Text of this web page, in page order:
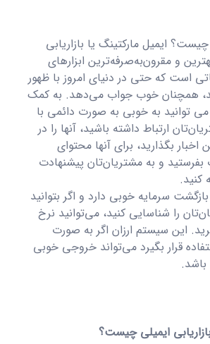
ایمیل مارکتینگ یا بازاریابی
و مقرون‌به‌صرفه‌ترین ابزارهای
است که حتی در دنیای امروز با ظهور
همچنان خوب جواب می‌دهد. به کمک
می توانید به خوبی به صورت دائمی با
ارتباط داشته باشید، آنها را در
بگذارید، برای آنها محتوای
و به مشتریان‌تان پیشنهادت
کنید.
سرمایه خوبی دارد و اگر بتوانید
را شناسایی کنید، می‌توانید نرخ
این سیستم ارزان اگر به صورت
قرار بگیرد می‌تواند خروجی خوبی
باشد.
ایمیلی چیست؟